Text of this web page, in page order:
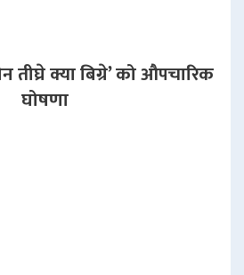
तीघ्रे क्या बिग्रे’ को औपचारिक
घोषणा